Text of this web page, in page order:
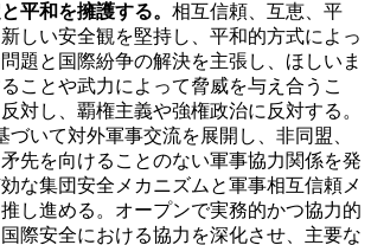
平和を擁護する。 相互信頼、互恵、平
しい安全観を堅持し、平和的方式によっ
題と国際紛争の解決を主張し、ほしいま
ことや武力によって脅威を与え合うこ
対し、覇権主義や強権政治に反対する。
づいて対外軍事交流を展開し、非同盟、
先を向けることのない軍事協力関係を発
な集団安全メカニズムと軍事相互信頼メ
し進める。オープンで実務的かつ協力的
際安全における協力を深化させ、主要な